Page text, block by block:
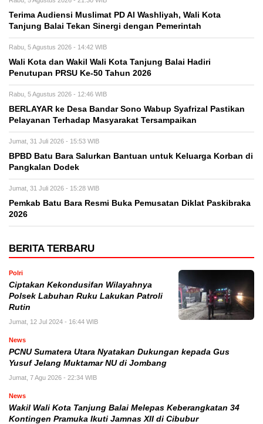
Terima Audiensi Muslimat PD Al Washliyah, Wali Kota
Tanjung Balai Tekan Sinergi dengan Pemerintah
Rabu, 5 Agustus 2026 - 14:42 WIB
Wali Kota dan Wakil Wali Kota Tanjung Balai Hadiri
Penutupan PRSU Ke-50 Tahun 2026
Rabu, 5 Agustus 2026 - 12:46 WIB
BERLAYAR ke Desa Bandar Sono Wabup Syafrizal Pastikan
Pelayanan Terhadap Masyarakat Tersampaikan
Jumat, 31 Juli 2026 - 15:53 WIB
BPBD Batu Bara Salurkan Bantuan untuk Keluarga Korban di
Pangkalan Dodek
Jumat, 31 Juli 2026 - 15:28 WIB
Pemkab Batu Bara Resmi Buka Pemusatan Diklat Paskibraka
2026
BERITA TERBARU
Polri
Ciptakan Kekondusifan Wilayahnya
Polsek Labuhan Ruku Lakukan Patroli
Rutin
Jumat, 12 Jul 2024 - 16:44 WIB
News
PCNU Sumatera Utara Nyatakan Dukungan kepada Gus
Yusuf Jelang Muktamar NU di Jombang
Jumat, 7 Agu 2026 - 22:34 WIB
News
Wakil Wali Kota Tanjung Balai Melepas Keberangkatan 34
Kontingen Pramuka Ikuti Jamnas XII di Cibubur